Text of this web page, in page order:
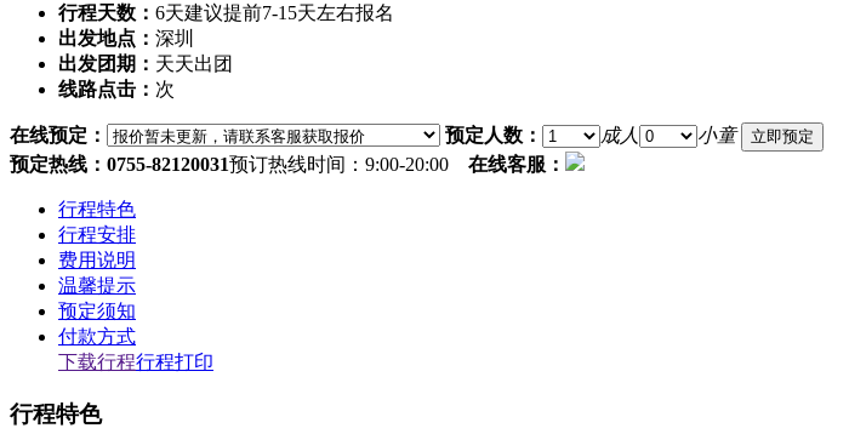
行程天数： 6天建议提前7-15天左右报名
出发地点： 深圳
出发团期： 天天出团
线路点击： 次
在线预定： 预定人数： 成人
小童
预定热线：0755-82120031预订热线时间：9:00-20:00 在线客服：
行程特色
行程安排
费用说明
温馨提示
预定须知
付款方式
下载行程行程打印
行程特色